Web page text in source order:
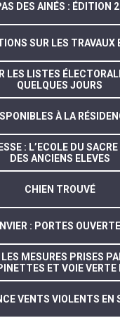
DES AINÉS : ÉDITION
SUR LES TRAVAUX
LES LISTES
QUELQUES JOURS
À LA
: L’ECOLE DU
DES ANCIENS ELEVES
CHIEN TROUVÉ
: PORTES
MESURES PRISES
ET VOIE
VENTS VIOLENTS EN